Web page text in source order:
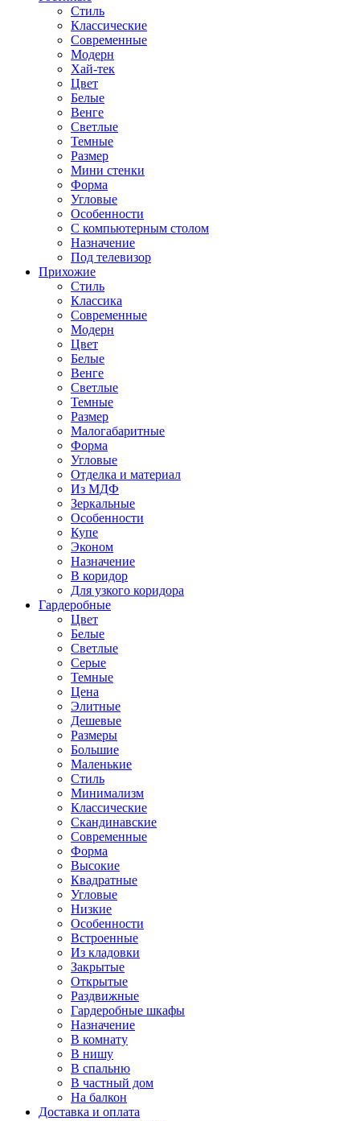
Стиль
Классические
Современные
Модерн
Хай-тек
Цвет
Белые
Венге
Светлые
Темные
Размер
Мини стенки
Форма
Угловые
Особенности
С компьютерным столом
Назначение
Под телевизор
Прихожие
Стиль
Классика
Современные
Модерн
Цвет
Белые
Венге
Светлые
Темные
Размер
Малогабаритные
Форма
Угловые
Отделка и материал
Из МДФ
Зеркальные
Особенности
Купе
Эконом
Назначение
В коридор
Для узкого коридора
Гардеробные
Цвет
Белые
Светлые
Серые
Темные
Цена
Элитные
Дешевые
Размеры
Большие
Маленькие
Стиль
Минимализм
Классические
Скандинавские
Современные
Форма
Высокие
Квадратные
Угловые
Низкие
Особенности
Встроенные
Из кладовки
Закрытые
Открытые
Раздвижные
Гардеробные шкафы
Назначение
В комнату
В нишу
В спальню
В частный дом
На балкон
Доставка и оплата